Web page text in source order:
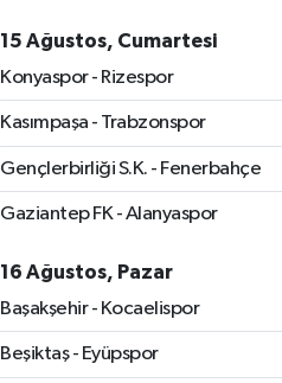
15 Ağustos, Cumartesi
Konyaspor - Rizespor
Kasımpaşa - Trabzonspor
Gençlerbirliği S.K. - Fenerbahçe
Gaziantep FK - Alanyaspor
16 Ağustos, Pazar
Başakşehir - Kocaelispor
Beşiktaş - Eyüpspor